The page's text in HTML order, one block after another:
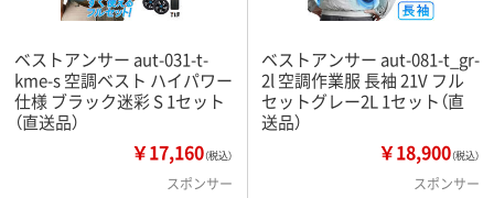
ベストアンサー aut-031-t-
kme-s 空調ベスト ハイパワー
仕様 ブラック迷彩 S 1セット
（直送品）
￥17,160（税込）
スポンサー
ベストアンサー aut-081-t_gr-
2l 空調作業服 長袖 21V フル
セットグレー2L 1セット（直
送品）
￥18,900（税込）
スポンサー